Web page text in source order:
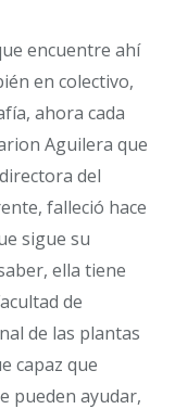
encuentre ahí
en colectivo,
ahora cada
Aguilera que
del
falleció hace
sigue su
ella tiene
de
de las plantas
capaz que
pueden ayudar,